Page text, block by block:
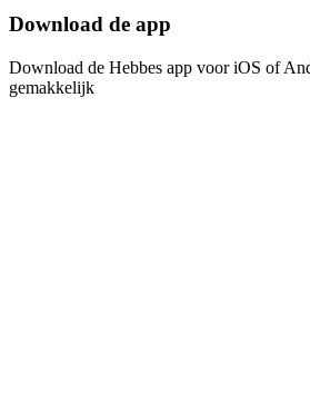
Download de app​​​​‌ ‍ ​‍​‍‌‍ ‌ ​‍‌‍‍‌‌‍‌ ‌‍‍‌‌‍ ‍​‍​‍​ ‍‍​‍​‍‌ ​ ‌‍​‌‌‍ ‍‌‍‍‌‌ ‌​‌ ‍‌​‍ ‍‌‍‍‌‌‍ ​‍​‍​‍ ​​‍​‍‌‍‍​‌ ​‍‌‍‌‌‌‍‌‍​‍​‍​ ‍‍​‍​‍‌‍‍​‌ ‌​‌ ‌​‌ ​​​ ‍‍​‍ ​‍ ‌‍ ​‌‍ ‌‍​ ‌‍​‌‌‍ ​‌‍‍​‌‍ ‌ ​ ‌ ‌​​ ‍‍​ ​ ​ ​ ​ ​ ​ ​ ​‍ ‌‍‍‌‌‍ ‍‌ ‌​‌‍‌‌‌‍ ‍‌ ‌​​‍ ‌‍‌‌‌‍‌​‌‍‍‌‌ ‌​​‍ ‌‍ ‌‌‍ ‌‍‌​‌‍‌‌​ ‌‌ ​​‌ ​‍‌‍‌‌‌ ​ ‌‍‌‌‌‍ ‍‌ ‌​‌‍​‌‌ ‌​‌‍‍‌‌‍ ‌‍ ‍​ ‍ ‌‍‍‌‌‍‌​​ ‌‌‍‌ ‌‍ ​‌‍ ‌‍​‍‌‍​‌‌‍ ​​ ‍ ‌ ‌​‌ ‍‌‌ ​​‌‍‌‌​ ‌‌‍‌ ‌‍ ​‌‍ ‌‍​‍‌‍​‌‌‍ ​​ ‍ ‌ ​​‌‍​‌‌ ‌​‌‍‍​​ ‌‌‍‌‍‌‍ ‌‍ ‌ ‌​‌‍‌‌‌ ​‍​‍ ‍‌‍​‌‌ ​​‌ ​​‌​‌​‌‍ ‌ ‌ ‌‍ ‍‌‍ ​‌‍ ‌‍​‌‌‍‌​​‍ ‍‌ ‌​‌‍‍‌‌ ‌​‌‍ ​‌‍‌‌​ ‌‍​‍‌‍​‌‌ ​ ‌‍‌‌‌‌‌‌‌ ​‍‌‍ ​​ ‌‌‍‍​‌ ‌​‌ ‌​‌ ​​​‍‌‌​ ​ ‌​​‌​‍‌‌​ ​‍‌​‌‍​‍‌‌​ ​‍‌​‌‍‌‍ ​‌‍ ‌‍​ ‌‍​‌‌‍ ​‌‍‍​‌‍ ‌ ​ ‌ ‌​​‍‌‌​ ​ ‌​​‌​ ​ ​ ​ ​ ​ ​ ​ ​‍‌‍‌‍‍‌‌‍‌​​ ‌‌‍‌ ‌‍ ​‌‍ ‌‍​‍‌‍​‌‌‍ ​​‍‌‍‌ ‌​‌ ‍‌‌ ​​‌‍‌‌​ ‌‌‍‌ ‌‍ ​‌‍ ‌‍​‍‌‍​‌‌‍ ​​‍‌‍‌ ​​‌‍​‌‌ ‌​‌‍‍​​ ‌‌‍‌‍‌‍ ‌‍ ‌ ‌​‌‍‌‌‌ ​‍​‍ ‍‌‍​‌‌ ​​‌ ​​‌​‌​‌‍ ‌ ‌ ‌‍ ‍‌‍ ​‌‍ ‌‍​‌‌‍‌​​‍ ‍‌ ‌​‌‍‍‌‌ ‌​‌‍ ​‌‍‌‌​‍‌‍‌ ​​‌‍‌‌‌ ​‍‌ ​ ‌ ​​‌‍‌‌‌‍​ ‌ ‌​‌‍‍‌‌ ‌‍‌‍‌‌​ ‌‌ ​​‌ ‌‌‌‍​‍‌‍ ​‌‍‍‌‌ ​ ‌‍‍​‌‍‌‌‌‍‌​​‍​‍‌ ‌
Download de Hebbes app voor iOS of
gemakkelijk​​​​‌ ‍ ​‍​‍‌‍ ‌ ​‍‌‍‍‌‌‍‌ ‌‍‍‌‌‍ ‍​‍​‍​ ‍‍​‍​‍‌ ​ ‌‍​‌‌‍ ‍‌‍‍‌‌ ‌​‌ ‍‌​‍ ‍‌‍‍‌‌‍ ​‍​‍​‍ ​​‍​‍‌‍‍​‌ ​‍‌‍‌‌‌‍‌‍​‍​‍​ ‍‍​‍​‍‌‍‍​‌ ‌​‌ ‌​‌ ​​​ ‍‍​‍ ​‍ ‌‍ ​‌‍ ‌‍​ ‌‍​‌‌‍ ​‌‍‍​‌‍ ‌ ​ ‌ ‌​​ ‍‍​ ​ ​ ​ ​ ​ ​ ​ ​‍ ‌‍‍‌‌‍ ‍‌ ‌​‌‍‌‌‌‍ ‍‌ ‌​​‍ ‌‍‌‌‌‍‌​‌‍‍‌‌ ‌​​‍ ‌‍ ‌‌‍ ‌‍‌​‌‍‌‌​ ‌‌ ​​‌ ​‍‌‍‌‌‌ ​ ‌‍‌‌‌‍ ‍‌ ‌​‌‍​‌‌ ‌​‌‍‍‌‌‍ ‌‍ ‍​ ‍ ‌‍‍‌‌‍‌​​ ‌‌‍‌ ‌‍ ​‌‍ ‌‍​‍‌‍​‌‌‍ ​​ ‍ ‌ ‌​‌ ‍‌‌ ​​‌‍‌‌​ ‌‌‍‌ ‌‍ ​‌‍ ‌‍​‍‌‍​‌‌‍ ​​ ‍ ‌ ​​‌‍​‌‌ ‌​‌‍‍​​ ‌‌‍‌‍‌‍ ‌‍ ‌ ‌​‌‍‌‌‌ ​‍​‍ ‍‌‍​‌‌ ​​‌ ​​‌​‌​‌‍ ‌ ‌ ‌‍ ‍‌‍ ​‌‍ ‌‍​‌‌‍‌​​‍ ‍‌‍‌​‌‍‌‌‌ ​ ‌‍​ ‌ ​‍‌‍‍‌‌ ​​‌ ‌​‌‍‍‌‌‍ ‌‍ ‍​ ‌‍​‍‌‍​‌‌ ​ ‌‍‌‌‌‌‌‌‌ ​‍‌‍ ​​ ‌‌‍‍​‌ ‌​‌ ‌​‌ ​​​‍‌‌​ ​ ‌​​‌​‍‌‌​ ​‍‌​‌‍​‍‌‌​ ​‍‌​‌‍‌‍ ​‌‍ ‌‍​ ‌‍​‌‌‍ ​‌‍‍​‌‍ ‌ ​ ‌ ‌​​‍‌‌​ ​ ‌​​‌​ ​ ​ ​ ​ ​ ​ ​ ​‍‌‍‌‍‍‌‌‍‌​​ ‌‌‍‌ ‌‍ ​‌‍ ‌‍​‍‌‍​‌‌‍ ​​‍‌‍‌ ‌​‌ ‍‌‌ ​​‌‍‌‌​ ‌‌‍‌ ‌‍ ​‌‍ ‌‍​‍‌‍​‌‌‍ ​​‍‌‍‌ ​​‌‍​‌‌ ‌​‌‍‍​​ ‌‌‍‌‍‌‍ ‌‍ ‌ ‌​‌‍‌‌‌ ​‍​‍ ‍‌‍​‌‌ ​​‌ ​​‌​‌​‌‍ ‌ ‌ ‌‍ ‍‌‍ ​‌‍ ‌‍​‌‌‍‌​​‍ ‍‌‍‌​‌‍‌‌‌ ​ ‌‍​ ‌ ​‍‌‍‍‌‌ ​​‌ ‌​‌‍‍‌‌‍ ‌‍ ‍​‍‌‍‌ ​​‌‍‌‌‌ ​‍‌ ​ ‌ ​​‌‍‌‌‌‍​ ‌ ‌​‌‍‍‌‌ ‌‍‌‍‌‌​ ‌‌ ​​‌ ‌‌‌‍​‍‌‍ ​‌‍‍‌‌ ​ ‌‍‍​‌‍‌‌‌‍‌​​‍​‍‌ ‌